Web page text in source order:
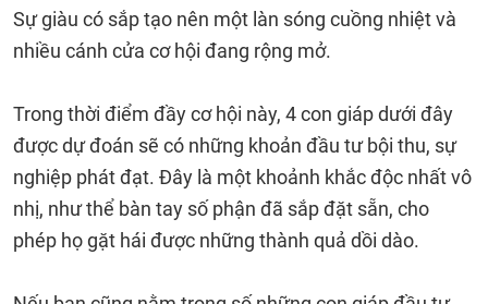
Sự giàu có sắp tạo nên một làn sóng cuồng nhiệt và
nhiều cánh cửa cơ hội đang rộng mở.
Trong thời điểm đầy cơ hội này, 4 con giáp dưới đây
được dự đoán sẽ có những khoản đầu tư bội thu, sự
nghiệp phát đạt. Đây là một khoảnh khắc độc nhất vô
nhị, như thể bàn tay số phận đã sắp đặt sẵn, cho
phép họ gặt hái được những thành quả dồi dào.